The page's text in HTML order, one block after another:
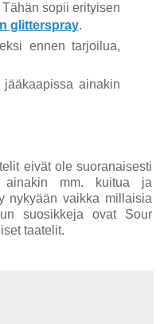
sopii erityisen
glitterspray.
ennen tarjoilua,
jääkaapissa ainakin
eivät ole suoranaisesti
mm. kuitua ja
nykyään vaikka millaisia
suosikkeja ovat Sour
taatelit.